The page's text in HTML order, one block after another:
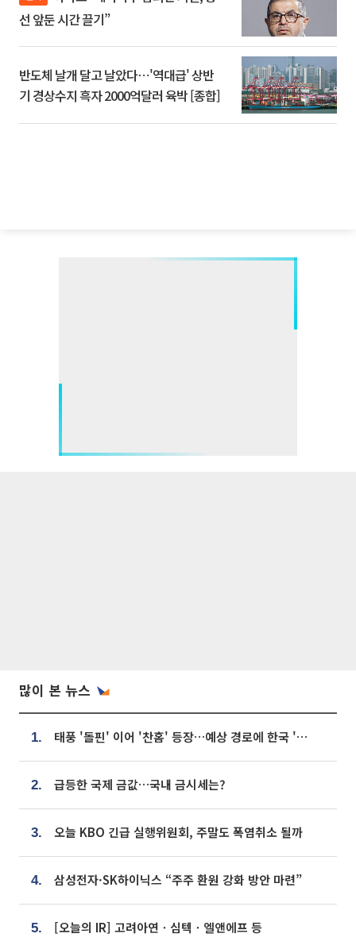
선 앞둔 시간 끌기”
반도체 날개 달고 날았다⋯'역대급' 상반
기 경상수지 흑자 2000억달러 육박 [종합]
많이 본 뉴스
1. 태풍 '돌핀' 이어 '찬홈' 등장…예상 경로에 한국 '한숨'
2. 급등한 국제 금값…국내 금시세는?
3. 오늘 KBO 긴급 실행위원회, 주말도 폭염취소 될까
4. 삼성전자·SK하이닉스 “주주 환원 강화 방안 마련”
5. [오늘의 IR] 고려아연ㆍ심텍ㆍ엘앤에프 등